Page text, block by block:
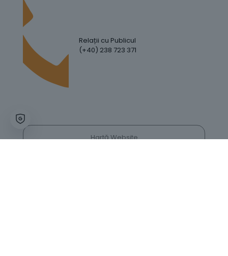
Relații cu Publicul
(+40) 238 723 371
Hartă Website